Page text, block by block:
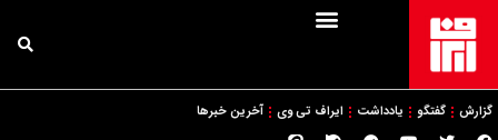
گزارش گفتگو یادداشت ایراف تی وی آخرین خبرها